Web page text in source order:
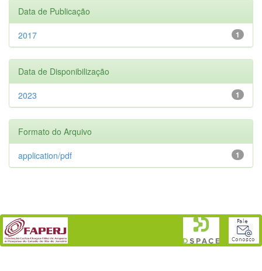
Data de Publicação
1
2017
Data de Disponibilização
1
2023
Formato do Arquivo
1
application/pdf